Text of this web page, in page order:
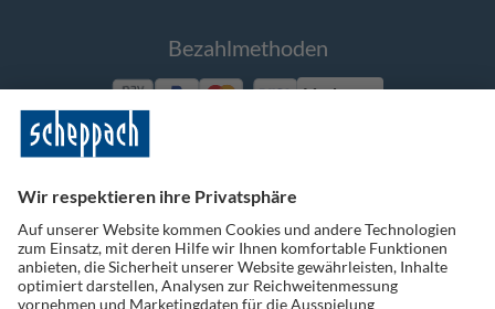
Bezahlmethoden
Vorkasse
Folge uns auf Social Media